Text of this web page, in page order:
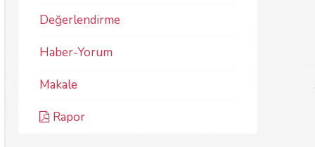
Değerlendirme
Haber-Yorum
Makale
Rapor